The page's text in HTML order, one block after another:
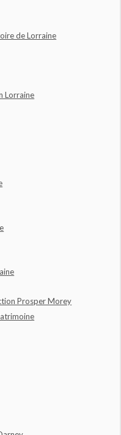
de Lorraine
Lorraine
Prosper Morey